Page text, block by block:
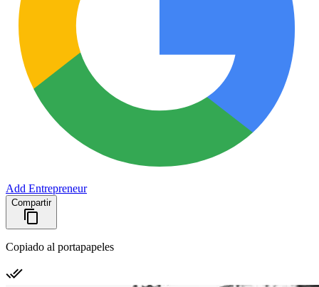
Add Entrepreneur
Compartir
Copiado al portapapeles